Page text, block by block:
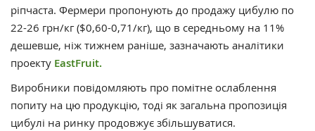
ріпчаста. Фермери пропонують до продажу цибулю по
22-26 грн/кг ($0,60-0,71/кг), що в середньому на 11%
дешевше, ніж тижнем раніше, зазначають аналітики
проекту EastFruit.
Виробники повідомляють про помітне ослаблення
попиту на цю продукцію, тоді як загальна пропозиція
цибулі на ринку продовжує збільшуватися.